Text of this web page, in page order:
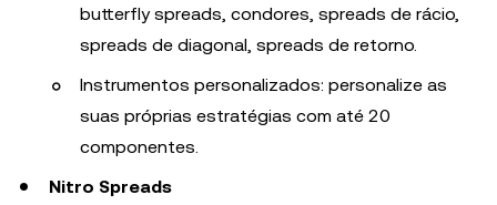
butterfly spreads, condores, spreads de rácio,
spreads de diagonal, spreads de retorno.
Instrumentos personalizados: personalize as
suas próprias estratégias com até 20
componentes.
Nitro Spreads